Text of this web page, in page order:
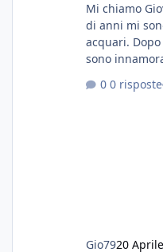
Mi chiamo
di anni mi
acquari. Dopo le prime esperienze "basic" mi
sono
E' stata una
0 risposte
Gio7920